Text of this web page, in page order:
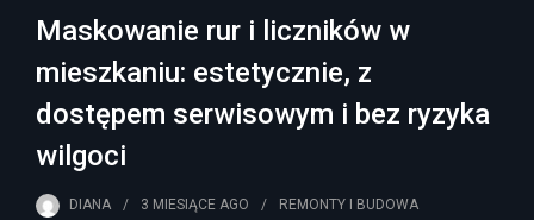
Maskowanie rur i liczników w
mieszkaniu: estetycznie, z
dostępem serwisowym i bez ryzyka
wilgoci
DIANA 3 MIESIĄCE AGO REMONTY I BUDOWA